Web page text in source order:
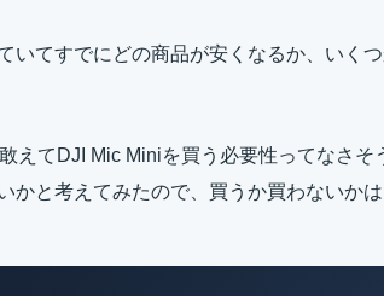
いてすでにどの商品が安くなるか、いく
えてDJI Mic Miniを買う必要性ってなさそ
かと考えてみたので、買うか買わないか